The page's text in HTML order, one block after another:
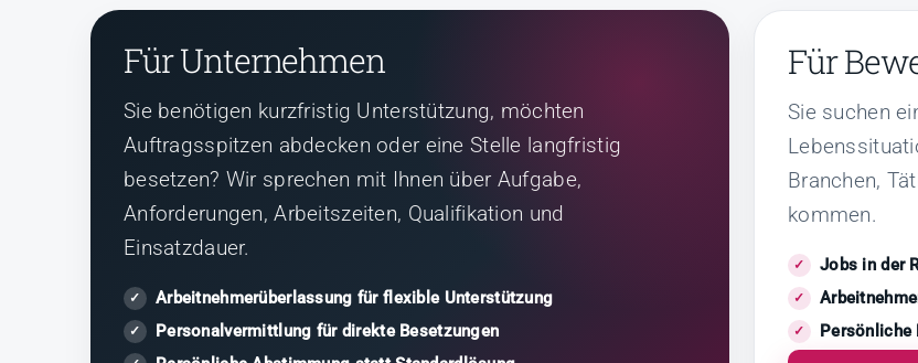
Für Unternehmen
Sie benötigen kurzfristig Unterstützung, möchten
Auftragsspitzen abdecken oder eine Stelle langfristig
besetzen? Wir sprechen mit Ihnen über Aufgabe,
Anforderungen, Arbeitszeiten, Qualifikation und
Einsatzdauer.
Arbeitnehmerüberlassung für flexible Unterstützung
Personalvermittlung für direkte Besetzungen
Für
Sie suchen
Branchen,
kommen.
Jobs in der
Persönliche